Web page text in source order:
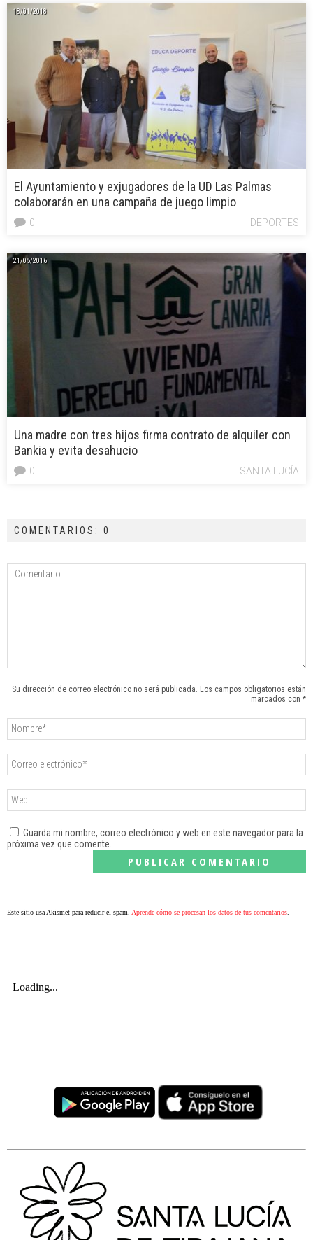
18/01/2018
El Ayuntamiento y exjugadores de la UD Las Palmas
colaborarán en una campaña de juego limpio
DEPORTES
0
21/05/2016
Una madre con tres hijos firma contrato de alquiler con
Bankia y evita desahucio
SANTA LUCÍA
0
COMENTARIOS: 0
Su dirección de correo electrónico no será publicada. Los campos obligatorios están
marcados con *
Guarda mi nombre, correo electrónico y web en este navegador para la
próxima vez que comente.
Este sitio usa Akismet para reducir el spam. Aprende cómo se procesan los datos de tus comentarios